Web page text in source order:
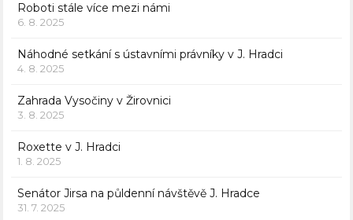
Roboti stále více mezi námi
6. 8. 2025
Náhodné setkání s ústavními právníky v J. Hradci
4. 8. 2025
Zahrada Vysočiny v Žirovnici
3. 8. 2025
Roxette v J. Hradci
1. 8. 2025
Senátor Jirsa na půldenní návštěvě J. Hradce
31. 7. 2025